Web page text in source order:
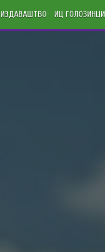
ИЗДАВАШТВО ИЦ ГОЛОЗИНЦИ